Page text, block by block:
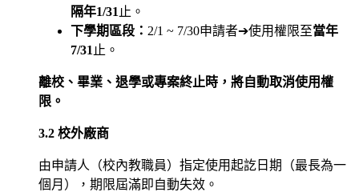
隔年1/31 止。
下學期區段： 2/1 ~ 7/30申請者➔使用權限至當年
7/31 止。
離校、畢業、退學或專案終止時，將自動取消使用權
限。
3.2 校外廠商
由申請人（校內教職員）指定使用起訖日期（最長為一
個月），期限屆滿即自動失效。